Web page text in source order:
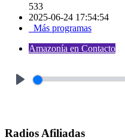
533
2025-06-24 17:54:54
Más programas
Amazonía en Contacto
Radios Afiliadas